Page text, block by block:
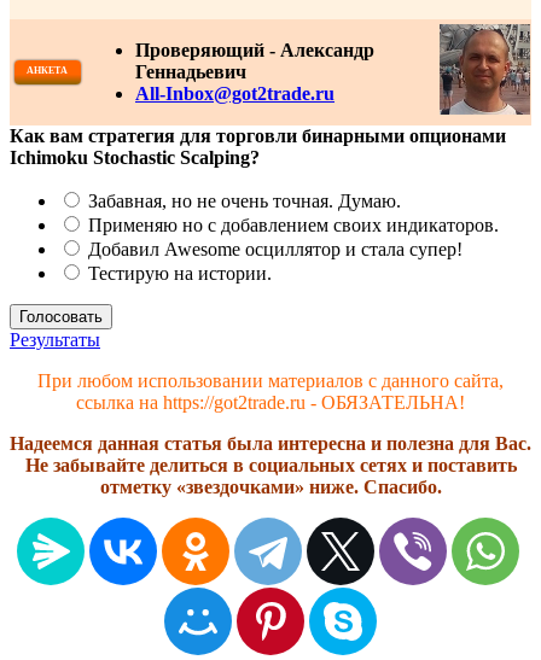
АНКЕТА
Проверяющий - Александр
Геннадьевич
All-Inbox@got2trade.ru
Как вам стратегия для торговли бинарными опционами
Ichimoku Stochastic Scalping?
Забавная, но не очень точная. Думаю.
Применяю но с добавлением своих индикаторов.
Добавил Awesome осциллятор и стала супер!
Тестирую на истории.
Результаты
При любом использовании материалов с данного сайта,
ссылка на https://got2trade.ru - ОБЯЗАТЕЛЬНА!
Надеемся данная статья была интересна и полезна для Вас.
Не забывайте делиться в социальных сетях и поставить
отметку «звездочками» ниже. Спасибо.